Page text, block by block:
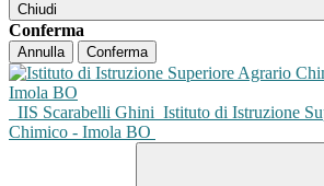
Chiudi
Conferma
Annulla Conferma
IIS Scarabelli Ghini Istituto di Istruzione
Chimico - Imola BO